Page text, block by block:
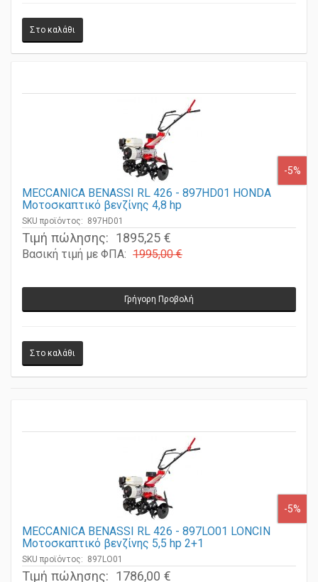
MECCANICA BENASSI RL 426 - 897HD01 HONDA
Μοτοσκαπτικό βενζίνης 4,8 hp
SKU προϊόντος: 897HD01
Τιμή πώλησης: 1895,25 €
Βασική τιμή με ΦΠΑ: 1995,00 €
MECCANICA BENASSI RL 426 - 897LO01 LONCIN
Μοτοσκαπτικό βενζίνης 5,5 hp 2+1
SKU προϊόντος: 897LO01